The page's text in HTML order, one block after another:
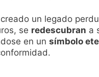
un legado
se redescubran a
en un símbolo